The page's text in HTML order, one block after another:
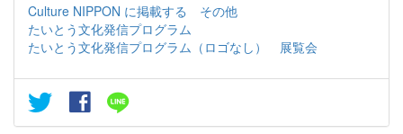
Culture NIPPON に掲載する
その他
たいとう文化発信プログラム
たいとう文化発信プログラム（ロゴなし）
展覧会